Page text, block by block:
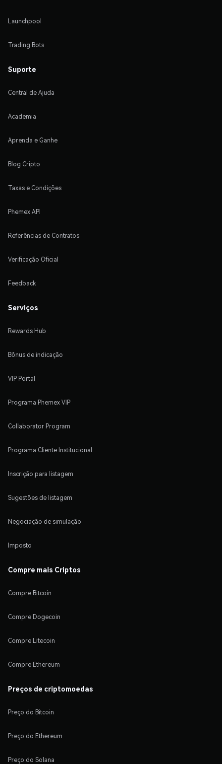
Launchpool
Trading Bots
Suporte
Central de Ajuda
Academia
Aprenda e Ganhe
Blog Cripto
Taxas e Condições
Phemex API
Referências de Contratos
Verificação Oficial
Feedback
Serviços
Rewards Hub
Bônus de indicação
VIP Portal
Programa Phemex VIP
Collaborator Program
Programa Cliente Institucional
Inscrição para listagem
Sugestões de listagem
Negociação de simulação
Imposto
Compre mais Criptos
Compre Bitcoin
Compre Dogecoin
Compre Litecoin
Compre Ethereum
Preços de criptomoedas
Preço do Bitcoin
Preço do Ethereum
Preço do Solana